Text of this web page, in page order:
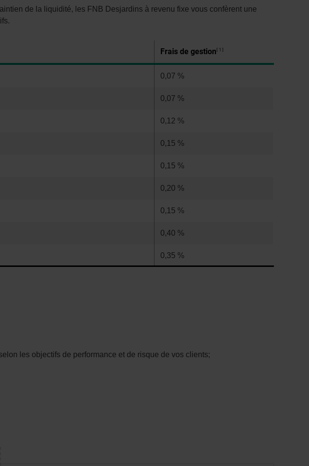
de la liquidité, les FNB Desjardins à revenu fixe vous confèrent une
Frais de gestion 1
0,07 %
0,07 %
0,12 %
0,15 %
0,15 %
0,20 %
0,15 %
0,40 %
0,35 %
les objectifs de performance et de risque de vos clients;